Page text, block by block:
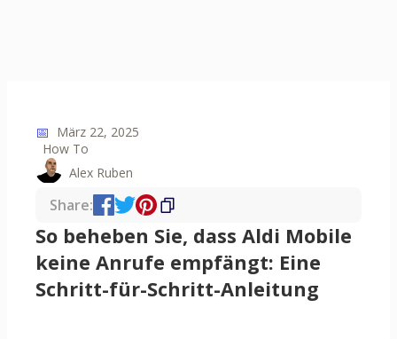
📅 März 22, 2025
How To
Alex Ruben
Share:
So beheben Sie, dass Aldi Mobile
keine Anrufe empfängt: Eine
Schritt-für-Schritt-Anleitung